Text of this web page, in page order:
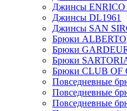
Джинсы ENRICO
Джинсы DL1961
Джинсы SAN
Брюки ALBERTO
Брюки
Брюки
Брюки CLUB OF
Повседневные
Повседневные
Повседневные